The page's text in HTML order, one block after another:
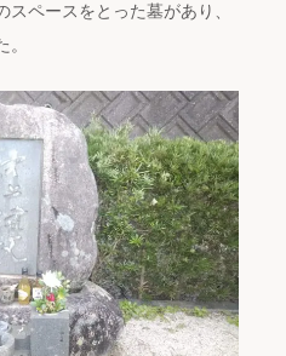
ペースをとった墓があり、